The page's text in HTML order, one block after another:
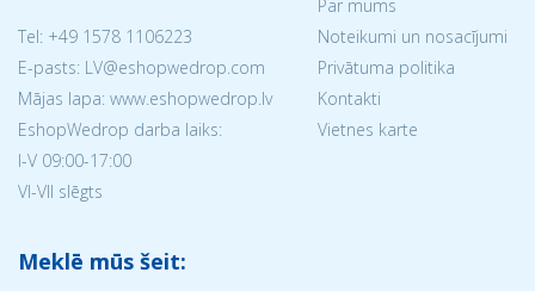
Tel: +49 1578 1106223
E-pasts: LV@eshopwedrop.com
Mājas lapa: www.eshopwedrop.lv
EshopWedrop darba laiks:
I-V 09:00-17:00
VI-VII slēgts
Par mums
Noteikumi un nosacījumi
Privātuma politika
Kontakti
Vietnes karte
Meklē mūs šeit: